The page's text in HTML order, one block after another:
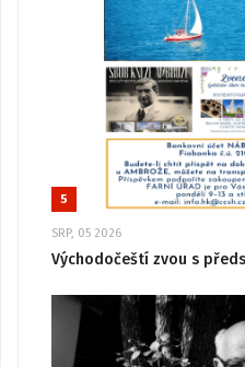
5
SRP, 05 2026
Východočeští zvou s